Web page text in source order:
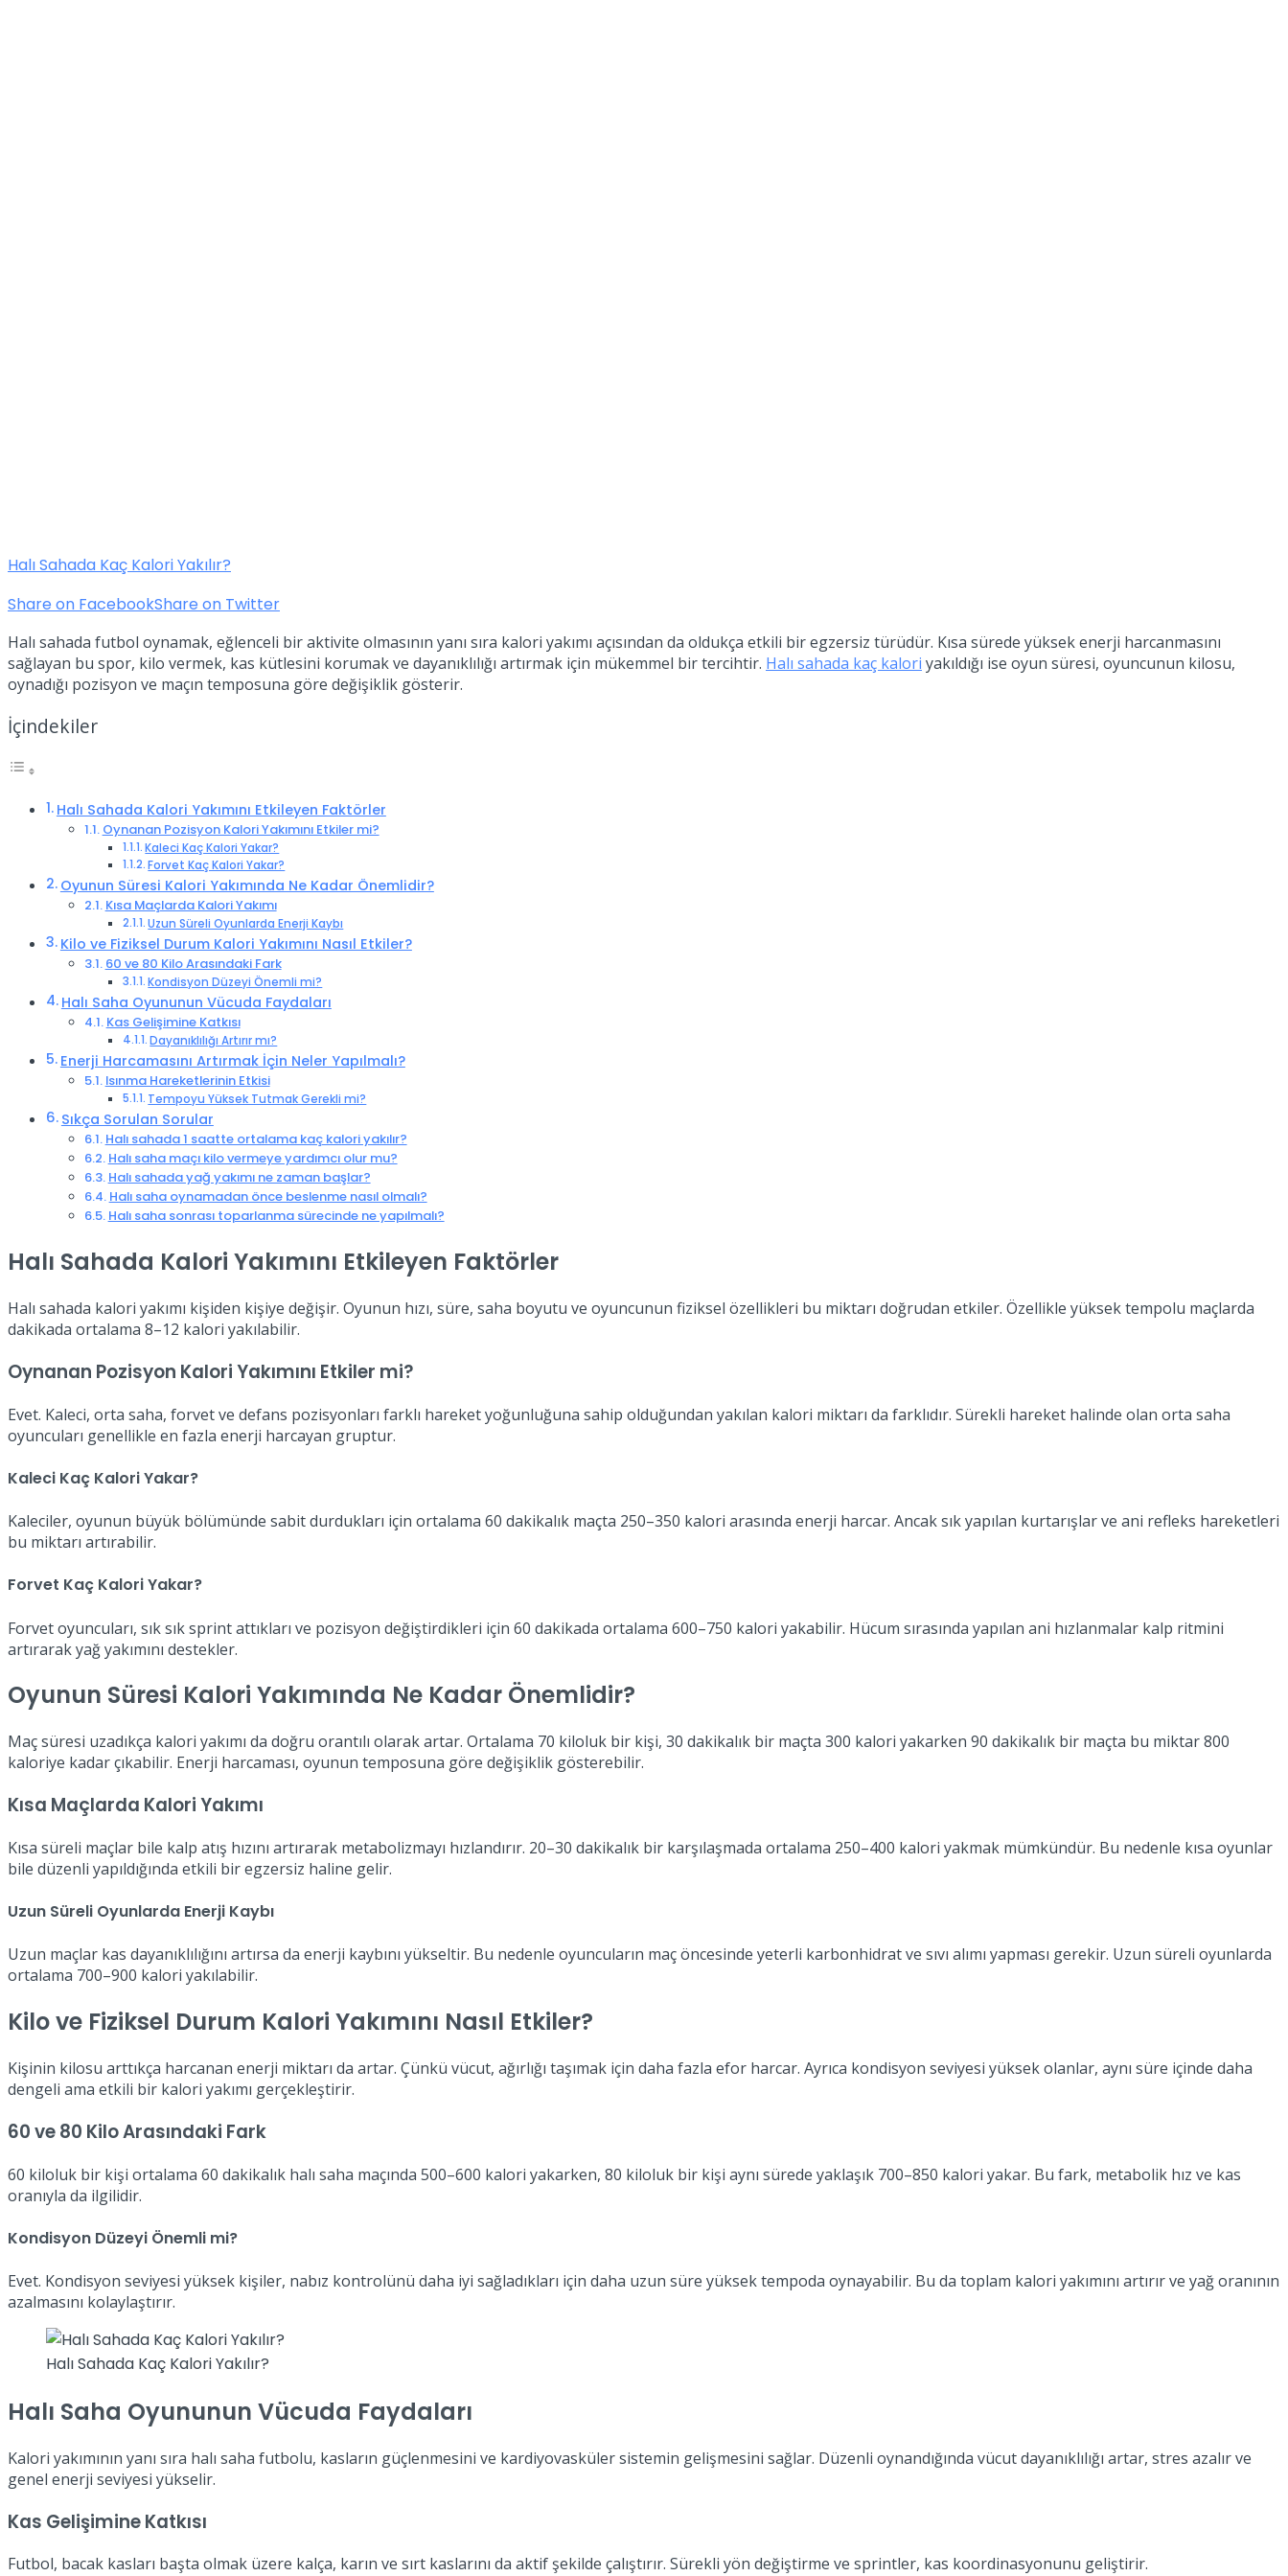
Halı Sahada Kaç Kalori Yakılır?
Share on FacebookShare on Twitter
Halı sahada futbol oynamak, eğlenceli bir aktivite olmasının yanı sıra kalori yakımı açısından da oldukça etkili bir egzersiz türüdür. Kısa sürede yüksek enerji harcanmasını
sağlayan bu spor, kilo vermek, kas kütlesini korumak ve dayanıklılığı artırmak için mükemmel bir tercihtir. Halı sahada kaç kalori yakıldığı ise oyun süresi, oyuncunun kilosu,
oynadığı pozisyon ve maçın temposuna göre değişiklik gösterir.
İçindekiler
Halı Sahada Kalori Yakımını Etkileyen Faktörler
Oynanan Pozisyon Kalori Yakımını Etkiler mi?
Kaleci Kaç Kalori Yakar?
Forvet Kaç Kalori Yakar?
Oyunun Süresi Kalori Yakımında Ne Kadar Önemlidir?
Kısa Maçlarda Kalori Yakımı
Uzun Süreli Oyunlarda Enerji Kaybı
Kilo ve Fiziksel Durum Kalori Yakımını Nasıl Etkiler?
60 ve 80 Kilo Arasındaki Fark
Kondisyon Düzeyi Önemli mi?
Halı Saha Oyununun Vücuda Faydaları
Kas Gelişimine Katkısı
Dayanıklılığı Artırır mı?
Enerji Harcamasını Artırmak İçin Neler Yapılmalı?
Isınma Hareketlerinin Etkisi
Tempoyu Yüksek Tutmak Gerekli mi?
Sıkça Sorulan Sorular
Halı sahada 1 saatte ortalama kaç kalori yakılır?
Halı saha maçı kilo vermeye yardımcı olur mu?
Halı sahada yağ yakımı ne zaman başlar?
Halı saha oynamadan önce beslenme nasıl olmalı?
Halı saha sonrası toparlanma sürecinde ne yapılmalı?
Halı Sahada Kalori Yakımını Etkileyen Faktörler
Halı sahada kalori yakımı kişiden kişiye değişir. Oyunun hızı, süre, saha boyutu ve oyuncunun fiziksel özellikleri bu miktarı doğrudan etkiler. Özellikle yüksek tempolu maçlarda
dakikada ortalama 8–12 kalori yakılabilir.
Oynanan Pozisyon Kalori Yakımını Etkiler mi?
Evet. Kaleci, orta saha, forvet ve defans pozisyonları farklı hareket yoğunluğuna sahip olduğundan yakılan kalori miktarı da farklıdır. Sürekli hareket halinde olan orta saha
oyuncuları genellikle en fazla enerji harcayan gruptur.
Kaleci Kaç Kalori Yakar?
Kaleciler, oyunun büyük bölümünde sabit durdukları için ortalama 60 dakikalık maçta 250–350 kalori arasında enerji harcar. Ancak sık yapılan kurtarışlar ve ani refleks hareketleri
bu miktarı artırabilir.
Forvet Kaç Kalori Yakar?
Forvet oyuncuları, sık sık sprint attıkları ve pozisyon değiştirdikleri için 60 dakikada ortalama 600–750 kalori yakabilir. Hücum sırasında yapılan ani hızlanmalar kalp ritmini
artırarak yağ yakımını destekler.
Oyunun Süresi Kalori Yakımında Ne Kadar Önemlidir?
Maç süresi uzadıkça kalori yakımı da doğru orantılı olarak artar. Ortalama 70 kiloluk bir kişi, 30 dakikalık bir maçta 300 kalori yakarken 90 dakikalık bir maçta bu miktar 800
kaloriye kadar çıkabilir. Enerji harcaması, oyunun temposuna göre değişiklik gösterebilir.
Kısa Maçlarda Kalori Yakımı
Kısa süreli maçlar bile kalp atış hızını artırarak metabolizmayı hızlandırır. 20–30 dakikalık bir karşılaşmada ortalama 250–400 kalori yakmak mümkündür. Bu nedenle kısa oyunlar
bile düzenli yapıldığında etkili bir egzersiz haline gelir.
Uzun Süreli Oyunlarda Enerji Kaybı
Uzun maçlar kas dayanıklılığını artırsa da enerji kaybını yükseltir. Bu nedenle oyuncuların maç öncesinde yeterli karbonhidrat ve sıvı alımı yapması gerekir. Uzun süreli oyunlarda
ortalama 700–900 kalori yakılabilir.
Kilo ve Fiziksel Durum Kalori Yakımını Nasıl Etkiler?
Kişinin kilosu arttıkça harcanan enerji miktarı da artar. Çünkü vücut, ağırlığı taşımak için daha fazla efor harcar. Ayrıca kondisyon seviyesi yüksek olanlar, aynı süre içinde daha
dengeli ama etkili bir kalori yakımı gerçekleştirir.
60 ve 80 Kilo Arasındaki Fark
60 kiloluk bir kişi ortalama 60 dakikalık halı saha maçında 500–600 kalori yakarken, 80 kiloluk bir kişi aynı sürede yaklaşık 700–850 kalori yakar. Bu fark, metabolik hız ve kas
oranıyla da ilgilidir.
Kondisyon Düzeyi Önemli mi?
Evet. Kondisyon seviyesi yüksek kişiler, nabız kontrolünü daha iyi sağladıkları için daha uzun süre yüksek tempoda oynayabilir. Bu da toplam kalori yakımını artırır ve yağ oranının
azalmasını kolaylaştırır.
Halı Sahada Kaç Kalori Yakılır?
Halı Saha Oyununun Vücuda Faydaları
Kalori yakımının yanı sıra halı saha futbolu, kasların güçlenmesini ve kardiyovasküler sistemin gelişmesini sağlar. Düzenli oynandığında vücut dayanıklılığı artar, stres azalır ve
genel enerji seviyesi yükselir.
Kas Gelişimine Katkısı
Futbol, bacak kasları başta olmak üzere kalça, karın ve sırt kaslarını da aktif şekilde çalıştırır. Sürekli yön değiştirme ve sprintler, kas koordinasyonunu geliştirir.